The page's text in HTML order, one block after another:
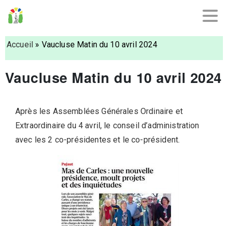
Accueil » Vaucluse Matin du 10 avril 2024
Vaucluse Matin du 10 avril 2024
Après les Assemblées Générales Ordinaire et
Extraordinaire du 4 avril, le conseil d’administration
avec les 2 co-présidentes et le co-président.